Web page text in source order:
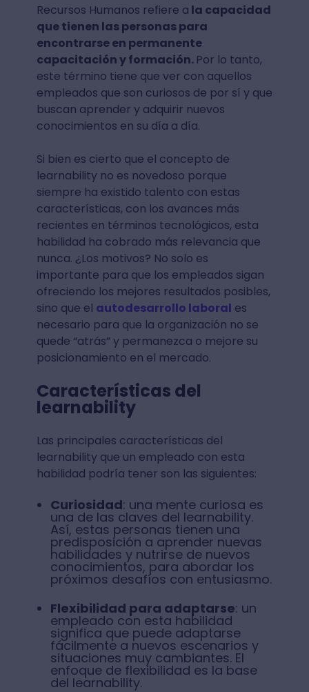
Recursos Humanos refiere a la capacidad
que tienen las personas para
encontrarse en permanente
capacitación y formación. Por lo tanto,
este término tiene que ver con aquellos
empleados que son curiosos de por sí y que
buscan aprender y adquirir nuevos
conocimientos en su día a día.
Si bien es cierto que el concepto de
learnability no es novedoso porque
siempre ha existido talento con estas
características, con los avances más
recientes en términos tecnológicos, esta
habilidad ha cobrado más relevancia que
nunca. ¿Los motivos? No solo es
importante para que los empleados sigan
ofreciendo los mejores resultados posibles,
sino que el autodesarrollo laboral es
necesario para que la organización no se
quede “atrás” y permanezca o mejore su
posicionamiento en el mercado.
Características del
learnability
Las principales características del
learnability que un empleado con esta
habilidad podría tener son las siguientes:
Curiosidad: una mente curiosa es
una de las claves del learnability.
Así, estas personas tienen una
predisposición a aprender nuevas
habilidades y nutrirse de nuevos
conocimientos, para abordar los
próximos desafíos con entusiasmo.
Flexibilidad para adaptarse: un
empleado con esta habilidad
significa que puede adaptarse
fácilmente a nuevos escenarios y
situaciones muy cambiantes. El
enfoque de flexibilidad es la base
del learnability.